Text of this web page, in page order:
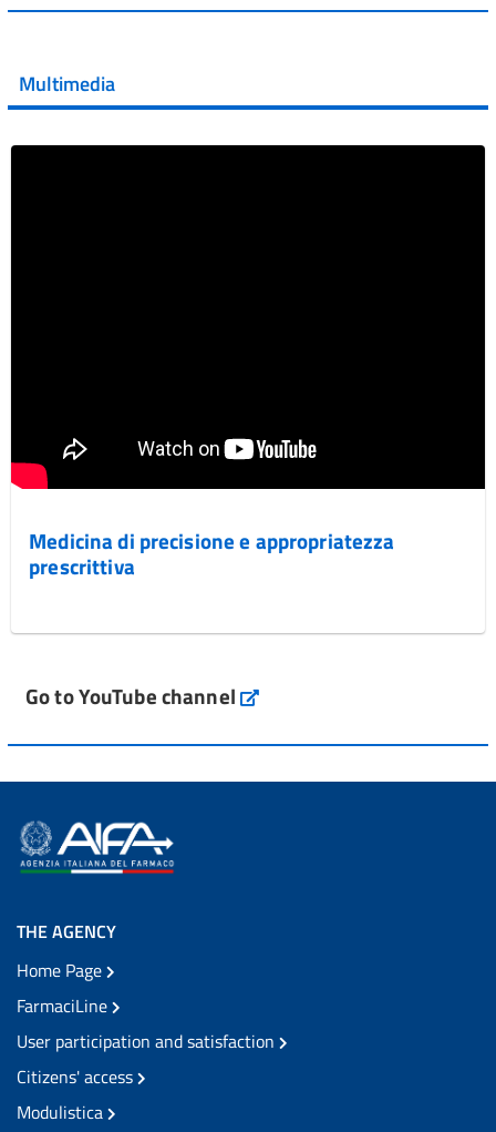
Vai al post →
Multimedia
Medicina di precisione e appropriatezza
prescrittiva
Go to YouTube channel
THE AGENCY
Home Page
FarmaciLine
User participation and satisfaction
Citizens' access
Modulistica